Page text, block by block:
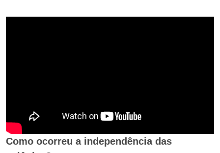
Como ocorreu a independência das